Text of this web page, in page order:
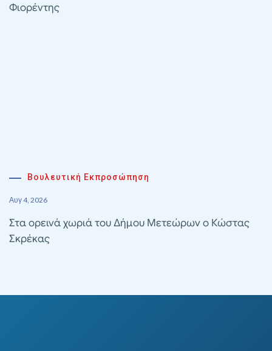
Φιορέντης
Βουλευτική Εκπροσώπηση
Αυγ 4, 2026
Στα ορεινά χωριά του Δήμου Μετεώρων ο Κώστας
Σκρέκας